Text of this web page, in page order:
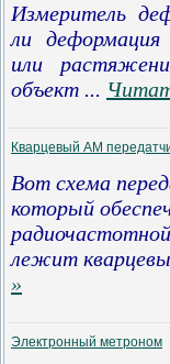
Измеритель
ли
или
объект ...
Кварцевый AM
Вот схема
который
лежит
»
Электронный метроном